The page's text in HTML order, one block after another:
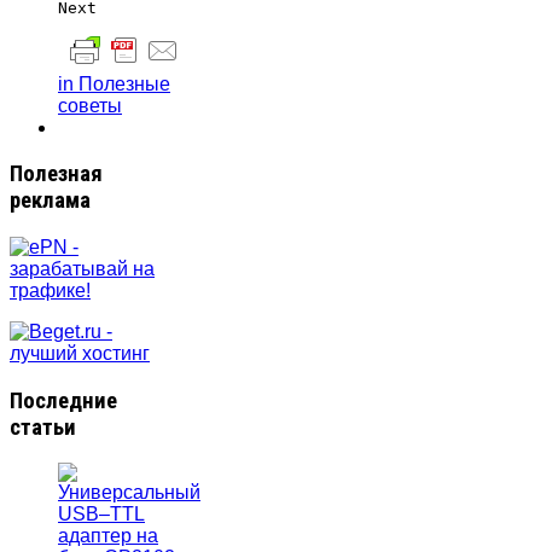
in Полезные
советы
Полезная
реклама
Последние
статьи